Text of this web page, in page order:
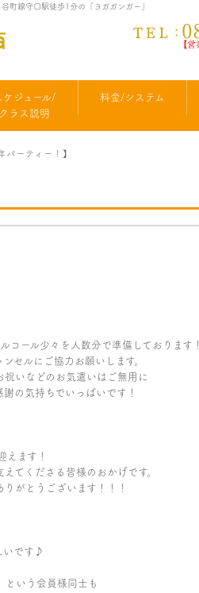
町線守口駅徒歩1分の「ヨガガンガー」
ケジュール/
クラス説明
料金/システム
ーティー！】
コール少々を人数分で準備しております！
セルにご協力お願いします。
いなどのお気遣いはご無用に
の気持ちでいっぱいです！
えます！
てくださる皆様のおかげです。
がとうございます！！！
いです♪
という会員様同士も